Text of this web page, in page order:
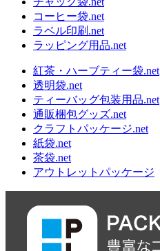
コーヒー袋.net
ラベル印刷.net
ラッピング用品.net
紅茶・ハーブティー袋.net
透明袋.net
ティーバッグ包装用品.net
通販梱包グッズ.net
クラフトパッケージ.net
紙袋.net
茶袋.net
アウトレットパッケージ